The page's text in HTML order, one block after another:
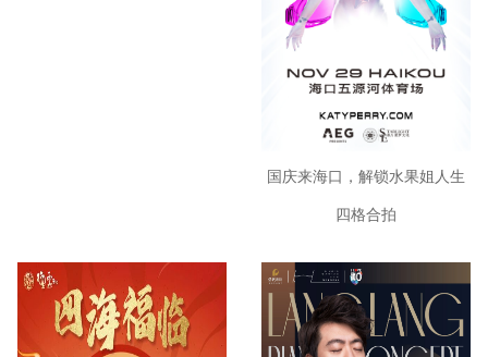
国庆来海口，解锁水果姐人生
四格合拍